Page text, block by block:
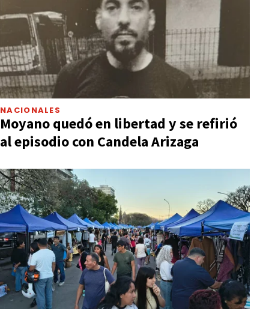
NACIONALES
Moyano quedó en libertad y se refirió
al episodio con Candela Arizaga